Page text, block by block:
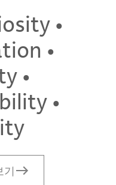
•
•
•
•
기